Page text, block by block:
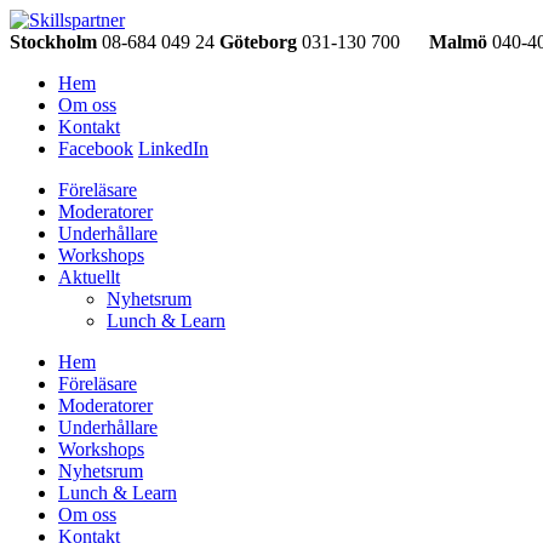
Stockholm 08-684 049 24 Göteborg 031-130 700 Malmö 040-
Hem
Om oss
Kontakt
Facebook LinkedIn
Föreläsare
Moderatorer
Underhållare
Workshops
Aktuellt
Nyhetsrum
Lunch & Learn
Hem
Föreläsare
Moderatorer
Underhållare
Workshops
Nyhetsrum
Lunch & Learn
Om oss
Kontakt